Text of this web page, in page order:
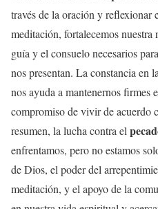
través de la oración y reflexionar
meditación, fortalecemos
guía y el consuelo necesarios
nos presentan. La constancia en
nos ayuda a mantenernos firmes
compromiso de vivir de acuerdo
resumen, la lucha contra el
enfrentamos, pero no estamos
de Dios, el poder del
meditación, y el apoyo de la